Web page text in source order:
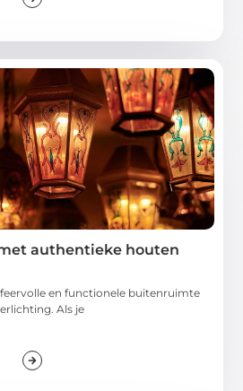
authentieke houten
en functionele buitenruimte
Als je